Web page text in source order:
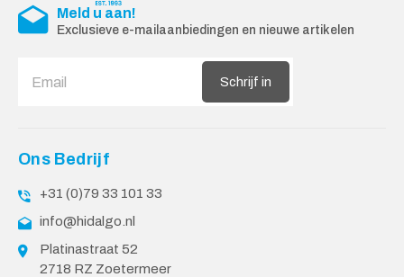
Meld u aan!
Exclusieve e-mailaanbiedingen en nieuwe artikelen
Schrijf in
Ons Bedrijf
+31 (0)79 33 101 33
info@hidalgo.nl
Platinastraat 52
2718 RZ Zoetermeer